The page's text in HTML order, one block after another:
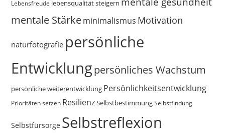
Lebensfreude lebensqualität steigern
mentale Stärkeminimalismus Motivation
naturfotografie persönliche
Entwicklungpersönliches Wachstum
persönliche weiterentwicklung Persönlichkeitsentwicklung
Prioritäten setzen ResilienzSelbstbestimmung Selbstfindung
Selbstfürsorge Selbstreflexion